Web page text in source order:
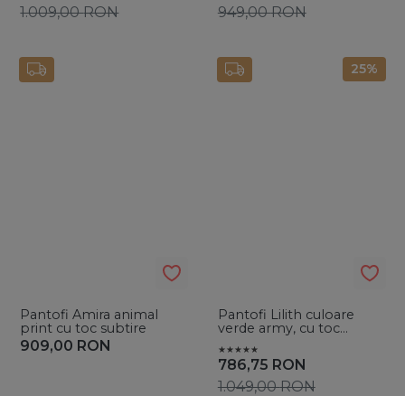
1.009,00RON
949,00RON
Pantofi Amira animal
print cu toc subtire
909,00 RON
25%
Pantofi Lilith culoare
verde army, cu toc
786,75 RON
1.049,00RON